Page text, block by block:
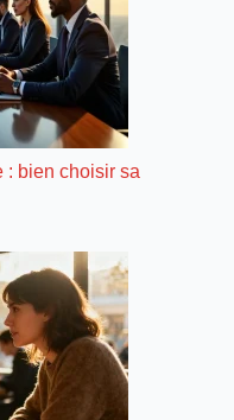
: bien choisir sa